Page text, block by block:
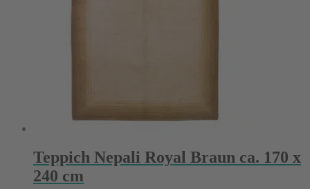
Teppich Nepali Royal Braun ca. 170 x
240 cm